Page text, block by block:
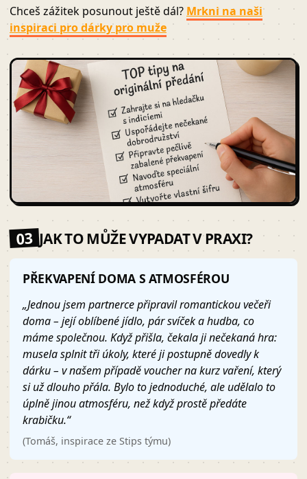
Chceš zážitek posunout ještě dál? Mrkni na naši
inspiraci pro dárky pro muže
03 JAK TO MŮŽE VYPADAT V PRAXI?
PŘEKVAPENÍ DOMA S ATMOSFÉROU
„Jednou jsem partnerce připravil romantickou večeři
doma – její oblíbené jídlo, pár svíček a hudba, co
máme společnou. Když přišla, čekala ji nečekaná hra:
musela splnit tři úkoly, které ji postupně dovedly k
dárku – v našem případě voucher na kurz vaření, který
si už dlouho přála. Bylo to jednoduché, ale udělalo to
úplně jinou atmosféru, než když prostě předáte
krabičku.“
(Tomáš, inspirace ze Stips týmu)